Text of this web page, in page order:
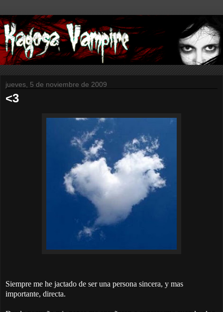
jueves, 5 de noviembre de 2009
<3
Siempre me he jactado de ser una persona sincera, y mas
importante, directa.